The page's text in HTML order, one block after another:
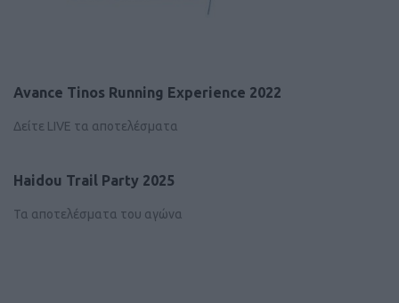
Avance Tinos Running Experience 2022
Δείτε LIVE τα αποτελέσματα
Haidou Trail Party 2025
Τα αποτελέσματα του αγώνα